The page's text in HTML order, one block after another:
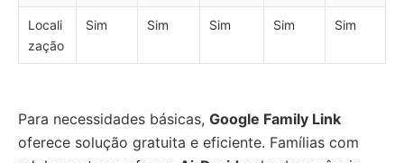
Locali
zação
Sim Sim Sim Sim Sim
Para necessidades básicas, Google Family Link
oferece solução gratuita e eficiente. Famílias com